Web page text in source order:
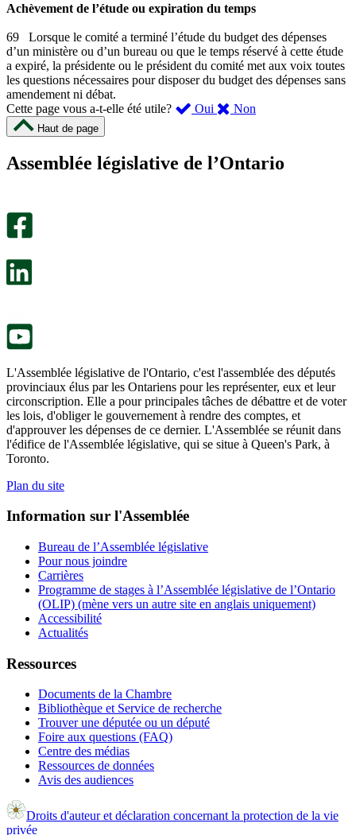
Achèvement de l’étude ou expiration du temps
69 Lorsque le comité a terminé l’étude du budget des dépenses
d’un ministère ou d’un bureau ou que le temps réservé à cette étude
a expiré, la présidente ou le président du comité met aux voix toutes
les questions nécessaires pour disposer du budget des dépenses sans
amendement ni débat.
Cette page vous a-t-elle été utile?
Oui ,
été
Non
m’a
Haut de page
Assemblée législative de l’Ontario
L'Assemblée législative de l'Ontario, c'est l'assemblée des députés
provinciaux élus par les Ontariens pour les représenter, eux et leur
circonscription. Elle a pour principales tâches de débattre et de voter
les lois, d'obliger le gouvernement à rendre des comptes, et
d'approuver les dépenses de ce dernier. L'Assemblée se réunit dans
l'édifice de l'Assemblée législative, qui se situe à Queen's Park, à
Toronto.
Plan du site
Information sur l'Assemblée
Bureau de l’Assemblée législative
Pour nous joindre
Carrières
Programme de stages à l’Assemblée législative de l’Ontario
(OLIP) (mène vers un autre site en anglais uniquement)
Accessibilité
Actualités
Ressources
Documents de la Chambre
Bibliothèque et Service de recherche
Trouver une députée ou un député
Foire aux questions (FAQ)
Centre des médias
Ressources de données
Avis des audiences
Droits d'auteur et déclaration concernant la protection de la vie
privée